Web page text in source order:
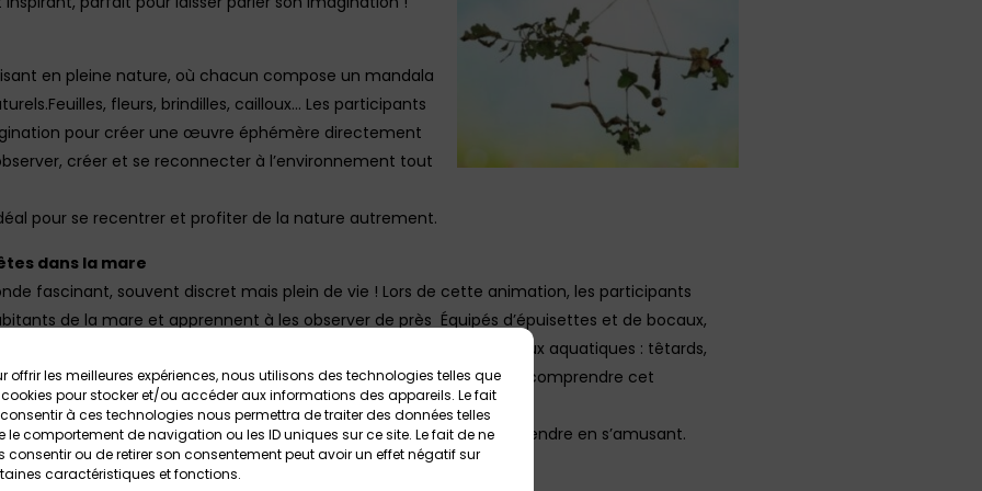
offrir les meilleures expériences, nous utilisons des technologies telles que
pour stocker et/ou accéder aux informations des appareils. Le fait
à ces technologies nous permettra de traiter des données telles
le comportement de navigation ou les ID uniques sur ce site. Le fait de ne
consentir ou de retirer son consentement peut avoir un effet négatif sur
caractéristiques et fonctions.
en pleine nature, où chacun compose un mandala
fleurs, brindilles, cailloux… Les participants
pour créer une œuvre éphémère directement
créer et se reconnecter à l’environnement tout
pour se recentrer et profiter de la nature autrement.
dans la mare
fascinant, souvent discret mais plein de vie ! Lors de cette animation, les participants
de la mare et apprennent à les observer de près Équipés d’épuisettes et de bocaux,
et curieux capturent avec précaution différents animaux aquatiques : têtards,
d’insectes, tritons ou encore grenouilles. L’occasion idéale de mieux comprendre cet
riche et fragile.
ludique et immersive, parfaite pour éveiller la curiosité et apprendre en s’amusant.
au 26 juillet : Papier recyclé